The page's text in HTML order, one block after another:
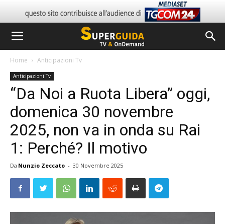
Home Anticipazioni Tv
Anticipazioni Tv
“Da Noi a Ruota Libera” oggi,
domenica 30 novembre
2025, non va in onda su Rai
1: Perché? Il motivo
Da Nunzio Zeccato - 30 Novembre 2025